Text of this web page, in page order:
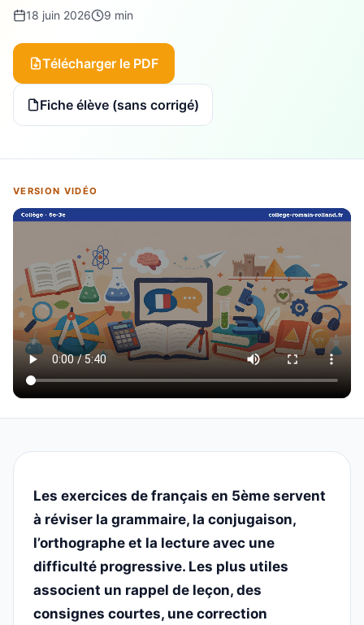
18 juin 2026 9 min
Télécharger le PDF
Fiche élève (sans corrigé)
VERSION VIDÉO
Les exercices de français en 5ème servent
à réviser la grammaire, la conjugaison,
l’orthographe et la lecture avec une
difficulté progressive. Les plus utiles
associent un rappel de leçon, des
consignes courtes, une correction